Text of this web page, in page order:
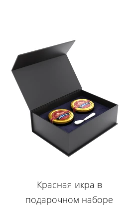
Красная икра в
подарочном наборе